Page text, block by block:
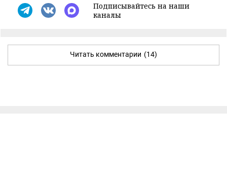
Подписывайтесь на наши
каналы
Читать комментарии (14)